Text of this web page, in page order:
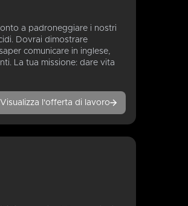
a padroneggiare i nostri
Dovrai dimostrare
comunicare in inglese,
La tua missione: dare vita
Visualizza l'offerta di lavoro